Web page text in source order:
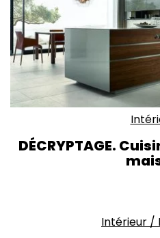
DÉCRYPTAGE.
Intérieur /